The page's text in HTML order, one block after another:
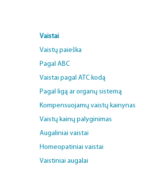
Vaistai
Vaistų paieška
Pagal ABC
Vaistai pagal ATC kodą
Pagal ligą ar organų sistemą
Kompensuojamų vaistų kainynas
Vaistų kainų palyginimas
Augaliniai vaistai
Homeopatiniai vaistai
Vaistiniai augalai